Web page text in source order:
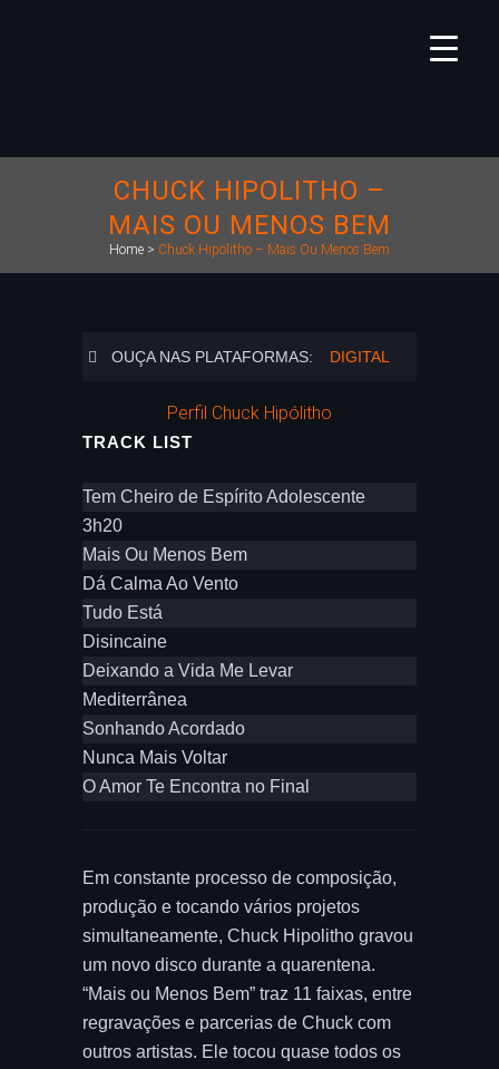
CHUCK HIPOLITHO –
MAIS OU MENOS BEM
Home > Chuck Hipolitho – Mais Ou Menos Bem
OUÇA NAS PLATAFORMAS: DIGITAL
Perfil Chuck Hipólitho
TRACK LIST
Tem Cheiro de Espírito Adolescente
3h20
Mais Ou Menos Bem
Dá Calma Ao Vento
Tudo Está
Disincaine
Deixando a Vida Me Levar
Mediterrânea
Sonhando Acordado
Nunca Mais Voltar
O Amor Te Encontra no Final
Em constante processo de composição,
produção e tocando vários projetos
simultaneamente, Chuck Hipolitho gravou
um novo disco durante a quarentena.
“Mais ou Menos Bem” traz 11 faixas, entre
regravações e parcerias de Chuck com
outros artistas. Ele tocou quase todos os